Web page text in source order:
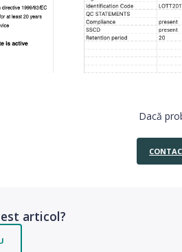
Dacă
articol?